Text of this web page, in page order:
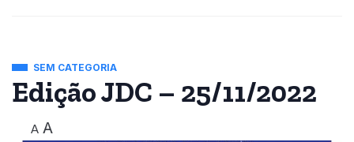
SEM CATEGORIA
Edição JDC – 25/11/2022
A A